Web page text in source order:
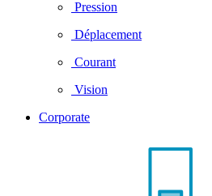
Pression
Déplacement
Courant
Vision
Corporate